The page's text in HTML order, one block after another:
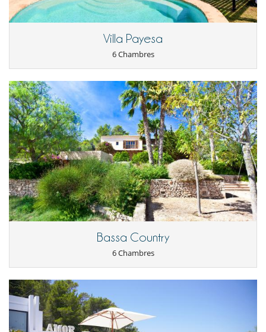
Villa Payesa
6 Chambres
Bassa Country
6 Chambres